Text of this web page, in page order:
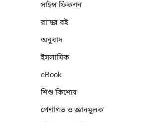
সাইন্স ফিকশন
রান্নার বই
অনুবাদ
ইসলামিক
eBook
শিশু কিশোর
পেশাগত ও জ্ঞানমূলক